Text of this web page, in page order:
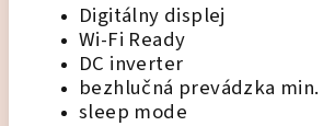
Digitálny displej
Wi-Fi Ready
DC inverter
bezhlučná prevádzka min.
sleep mode